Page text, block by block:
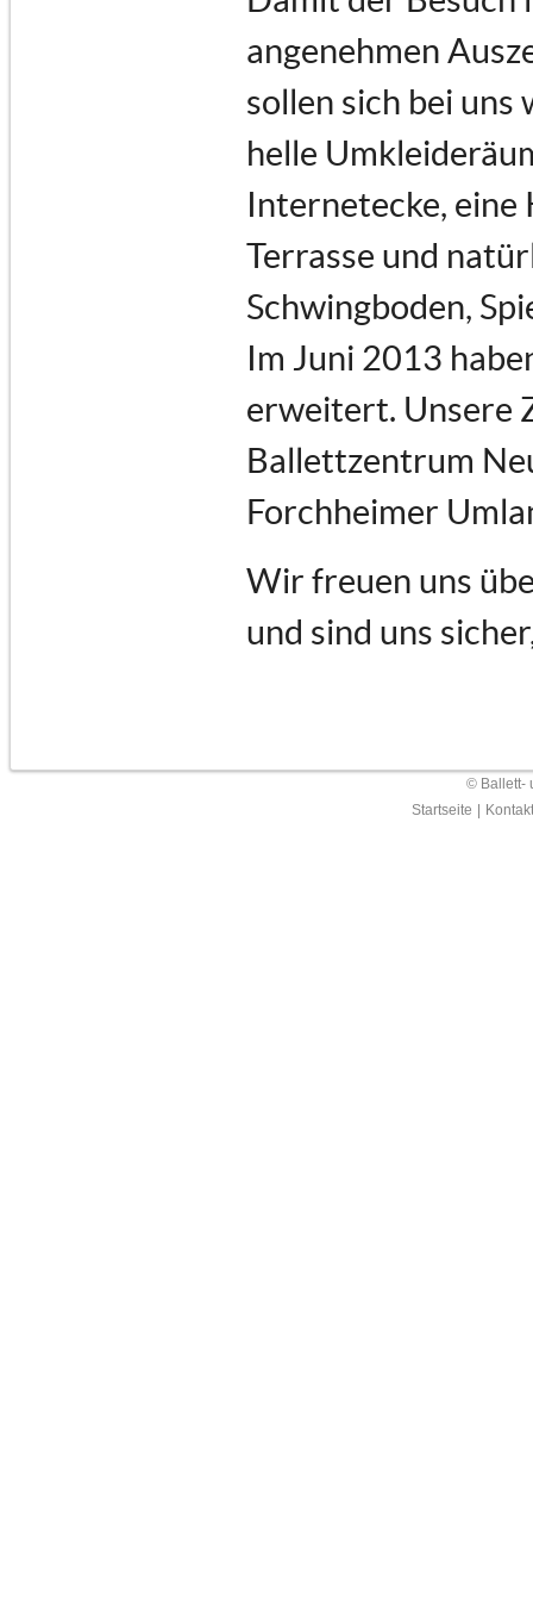
angenehmen
sollen sich bei
helle
Internetecke, eine
Terrasse und
Schwingboden,
Im Juni 2013
erweitert. Unsere
Ballettzentrum
Forchheimer
Wir freuen uns
und sind uns
© Ballett-
Startseite
Kontakt